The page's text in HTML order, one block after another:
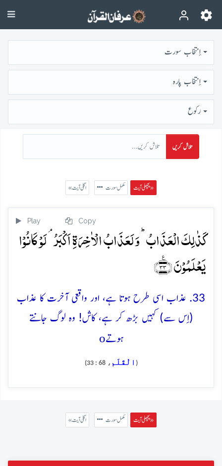
اِنتخاب سورت
اِنتخاب پارہ
رُكوع
تلاش کریں
پچھلی آیت » مکمل سورت « اگلی آیت
Play Copy
کَذٰلِکَ الۡعَذَابُ ؕ وَ لَعَذَابُ الۡاٰخِرَۃِ اَکۡبَرُ ۘ لَوۡ کَانُوۡا
یَعۡلَمُوۡنَ ﴿٪۳۳﴾
33. عذاب اسی طرح ہوتا ہے، اور واقعی آخرت کا عذاب
(اِس سے) کہیں بڑھ کر ہے، کاش! وہ لوگ جانتے
ہوتےo
( الْقَلَم ، 68 : 33)
پچھلی آیت » مکمل سورت « اگلی آیت